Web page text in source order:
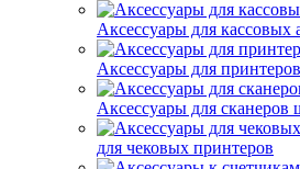
Аксессуары для кассовых
Аксессуары для
Аксессуары для сканеров
для чековых принтеров